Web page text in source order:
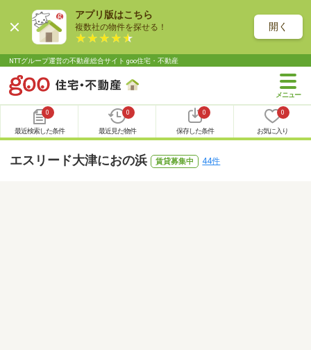
アプリ版はこちら
複数社の物件を探せる！ 開く
NTTグループ運営の不動産総合サイト goo住宅・不動産
0
最近検索した条件
0
最近見た物件
0
保存した条件
0
お気に入り
エスリード大津におの浜 賃貸募集中 44件